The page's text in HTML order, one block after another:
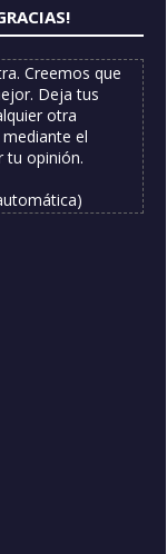
Creemos que
Deja tus
otra
el
tu opinión.